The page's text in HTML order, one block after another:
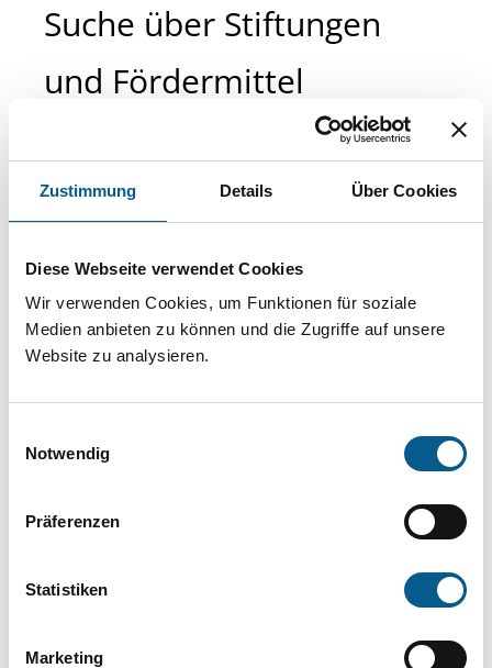
Zustimmung Details Über Cookies
Diese Webseite verwendet Cookies
Wir verwenden Cookies, um Funktionen für soziale
Medien anbieten zu können und die Zugriffe auf unsere
Website zu analysieren.
Notwendig
Präferenzen
Statistiken
Marketing
Suche über Stiftungen
und Fördermittel
Sie suchen finanzielle Unterstützung für ein
Projekt oder ein Vorhaben? Hier können Sie
direkt über unsere Fördermitteldatenbank und
Stiftungsdatenbank recherchieren. Bei der
Suche bitte die Groß- und Kleinschreibung
beachten.
Bitte Suchbegriff eingeben. Ergebnisse
können durch die Wahl von Bereichen oder
Suchen